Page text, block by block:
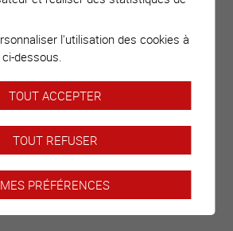
au niveau principal
depuis la terrasse
rangements / cheminée, point
l'utilisation des cookies à
dessous.
TOUT ACCEPTER
TOUT REFUSER
MES PRÉFÉRENCES